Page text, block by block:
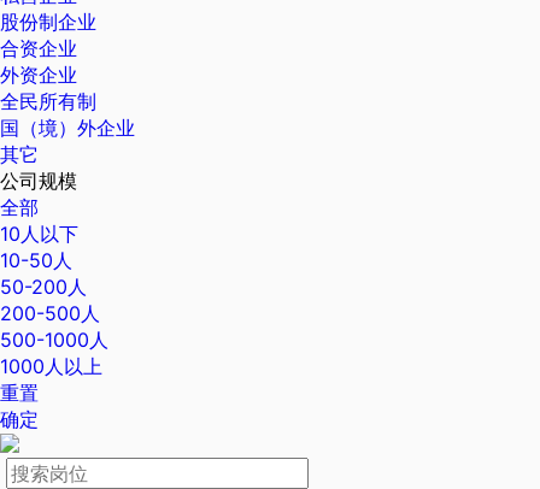
股份制企业
合资企业
外资企业
全民所有制
国（境）外企业
其它
公司规模
全部
10人以下
10-50人
50-200人
200-500人
500-1000人
1000人以上
重置
确定